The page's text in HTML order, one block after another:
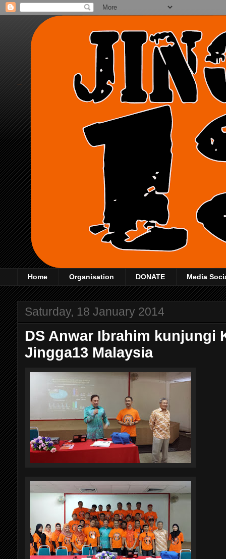
Home Organisation DONATE Media
Saturday, 18 January 2014
DS Anwar Ibrahim kunjungi
Jingga13 Malaysia